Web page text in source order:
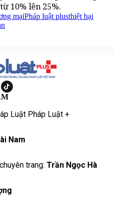
10% lên 25%.
mạiPháp luật plusthiệt hại
Luật Pháp Luật +
Nam
trang: Trần Ngọc Hà